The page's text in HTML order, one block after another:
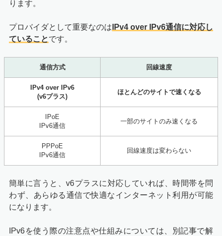
ります。
プロバイダとして重要なのは IPv4 over IPv6通信に対応し
ていることです。
通信方式 回線速度
IPv4 over IPv6
(v6プラス)
ほとんどのサイトで速くなる
IPoE
IPv6通信
一部のサイトのみ速くなる
PPPoE
IPv6通信
回線速度は変わらない
簡単に言うと、v6プラスに対応していれば、時間帯を問
わず、あらゆる通信で快適なインターネット利用が可能
になります。
IPv6を使う際の注意点や仕組みについては、別記事で解